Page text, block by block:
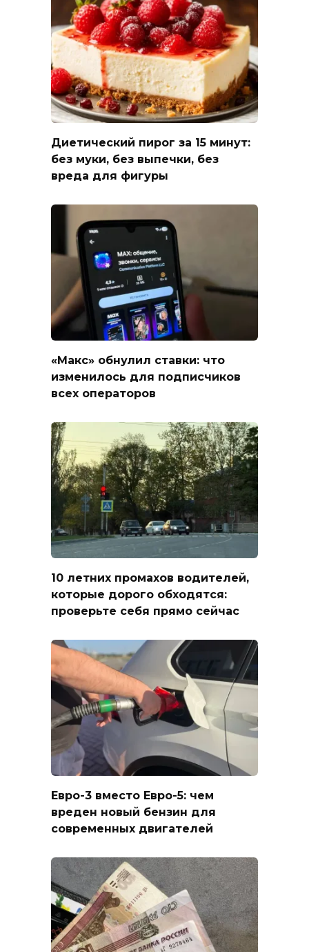
Диетический пирог за 15 минут:
без муки, без выпечки, без
вреда для фигуры
«Макс» обнулил ставки: что
изменилось для подписчиков
всех операторов
10 летних промахов водителей,
которые дорого обходятся:
проверьте себя прямо сейчас
Евро-3 вместо Евро-5: чем
вреден новый бензин для
современных двигателей